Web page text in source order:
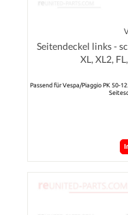
Seitendeckel links -
XL, XL2,
Passend für Vespa/Piaggio PK 50-